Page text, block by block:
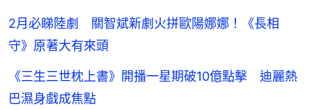
2月必睇陸劇 關智斌新劇火拼歐陽娜娜！《長相
守》原著大有來頭
《三生三世枕上書》開播一星期破10億點擊 迪麗熱
巴濕身戲成焦點